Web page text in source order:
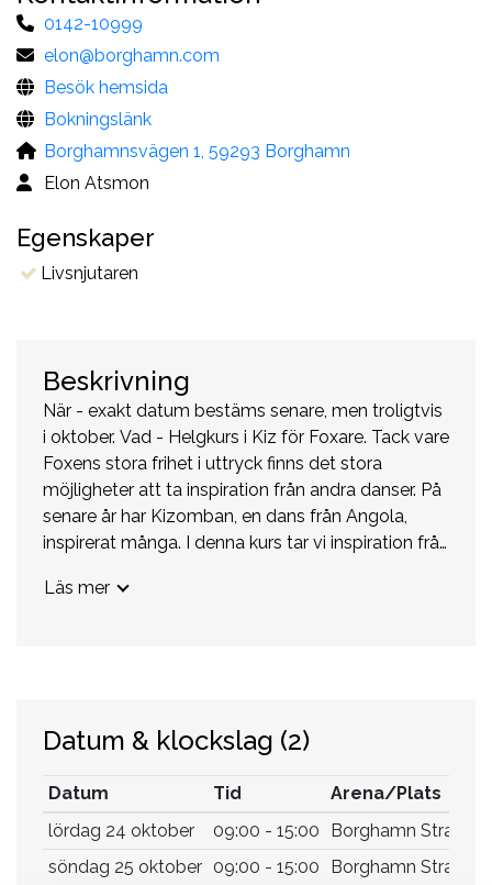
0142-10999
elon@borghamn.com
Besök hemsida
Bokningslänk
Borghamnsvägen 1, 59293 Borghamn
Elon Atsmon
Egenskaper
Livsnjutaren
Beskrivning
När - exakt datum bestäms senare, men troligtvis
i oktober. Vad - Helgkurs i Kiz för Foxare. Tack vare
Foxens stora frihet i uttryck finns det stora
möjligheter att ta inspiration från andra danser. På
senare år har Kizomban, en dans från Angola,
inspirerat många. I denna kurs tar vi inspiration från
det till Foxen, men kursen lämpar sig även för rena
Kristofer Mencák Värd - Borghamns Strand
Anmälan - Anmälan är bindande och skickas till
info@borghamn.com eller från hemsidan. *Vi antar
bara jämna par. *Singelanmälningar placeras på kö
och paras ihop med annan singel. Under kursen
roterar vi. * Uppge om du är förare eller följare,
Läs mer
Datum & klockslag (2)
Datum Tid
Arena/Plats
lördag 24 oktober
09:00 - 15:00
Borghamn Strand
söndag 25 oktober 09:00 - 15:00 Borghamn Strand